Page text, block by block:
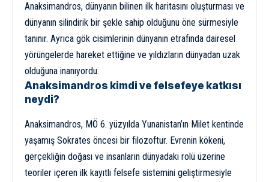
Anaksimandros, dünyanın bilinen ilk haritasını oluşturması ve
dünyanın silindirik bir şekle sahip olduğunu öne sürmesiyle
tanınır. Ayrıca gök cisimlerinin dünyanın etrafında dairesel
yörüngelerde hareket ettiğine ve yıldızların dünyadan uzak
olduğuna inanıyordu.
Anaksimandros kimdi ve felsefeye katkısı
neydi?
Anaksimandros, MÖ 6. yüzyılda Yunanistan’ın Milet kentinde
yaşamış Sokrates öncesi bir filozoftur. Evrenin kökeni,
gerçekliğin doğası ve insanların dünyadaki rolü üzerine
teoriler içeren ilk kayıtlı felsefe sistemini geliştirmesiyle